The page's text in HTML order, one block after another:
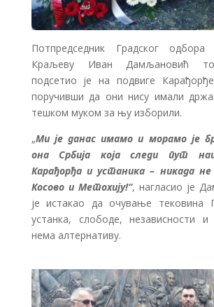
Потпредседник Градског
Краљеву Иван Дамљановић
подсетио је на подвиге
поручивши да они нису имали
тешком муком за њу изборили.
„Ми је данас имамо и морамо је
она Србија која следи пут
Карађорђа и устаника – никада
Косово и Метохију!“, нагласио је
је истакао да очување тековина
устанка, слободе, независности и
нема алтернативу.